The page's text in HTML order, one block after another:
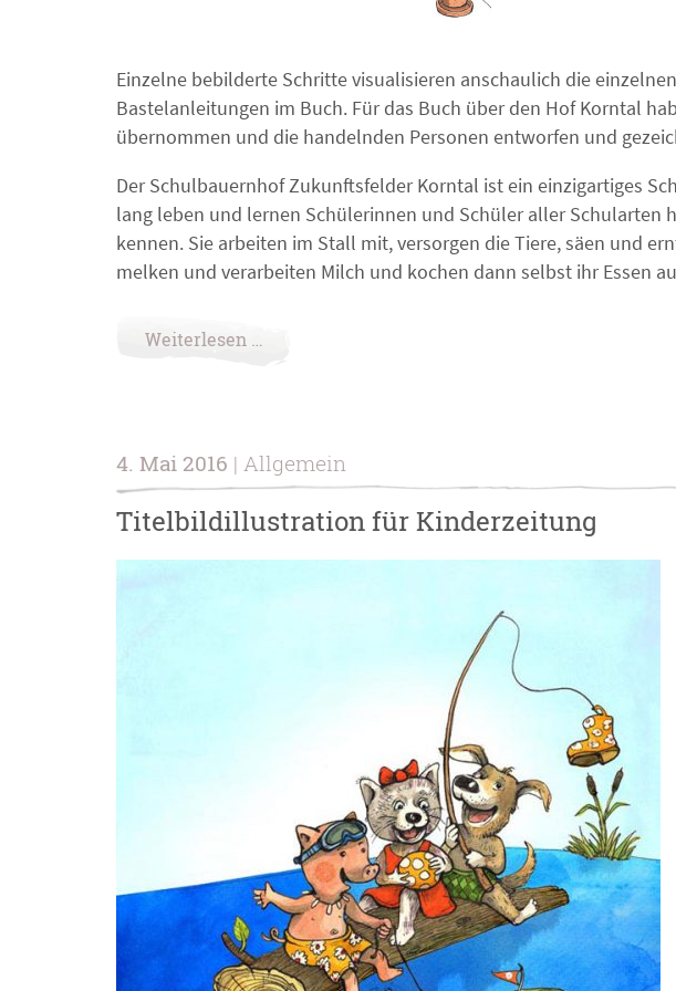
Einzelne bebilderte Schritte visualisieren anschaulich die
Bastelanleitungen im Buch. Für das Buch über den Hof Korntal
übernommen und die handelnden Personen entworfen und
Der Schulbauernhof Zukunftsfelder Korntal ist ein einzigartiges
lang leben und lernen Schülerinnen und Schüler aller Schularten
kennen. Sie arbeiten im Stall mit, versorgen die Tiere, säen und
melken und verarbeiten Milch und kochen dann selbst ihr Essen
Weiterlesen …
4. Mai 2016 | Allgemein
Titelbildillustration für Kinderzeitung